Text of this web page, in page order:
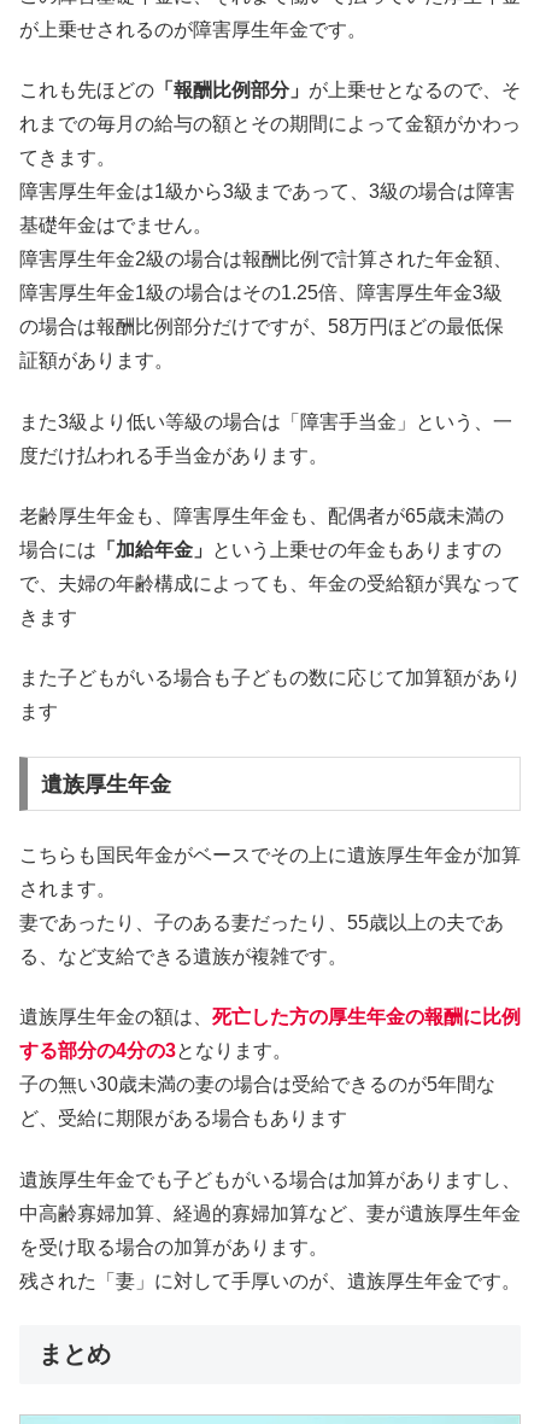
が上乗せされるのが障害厚生年金です。
これも先ほどの 「報酬比例部分」 が上乗せとなるので、そ
れまでの毎月の給与の額とその期間によって金額がかわっ
てきます。
障害厚生年金は1級から3級まであって、3級の場合は障害
基礎年金はでません。
障害厚生年金2級の場合は報酬比例で計算された年金額、
障害厚生年金1級の場合はその1.25倍、障害厚生年金3級
の場合は報酬比例部分だけですが、58万円ほどの最低保
証額があります。
また3級より低い等級の場合は「障害手当金」という、一
度だけ払われる手当金があります。
老齢厚生年金も、障害厚生年金も、配偶者が65歳未満の
場合には 「加給年金」
という上乗せの年金もありますの
で、夫婦の年齢構成によっても、年金の受給額が異なって
きます
また子どもがいる場合も子どもの数に応じて加算額があり
ます
遺族厚生年金
こちらも国民年金がベースでその上に遺族厚生年金が加算
されます。
妻であったり、子のある妻だったり、55歳以上の夫であ
る、など支給できる遺族が複雑です。
遺族厚生年金の額は、 死亡した方の厚生年金の報酬に比例
する部分の4分の3となります。
子の無い30歳未満の妻の場合は受給できるのが5年間な
ど、受給に期限がある場合もあります
遺族厚生年金でも子どもがいる場合は加算がありますし、
中高齢寡婦加算、経過的寡婦加算など、妻が遺族厚生年金
を受け取る場合の加算があります。
残された「妻」に対して手厚いのが、遺族厚生年金です。
まとめ